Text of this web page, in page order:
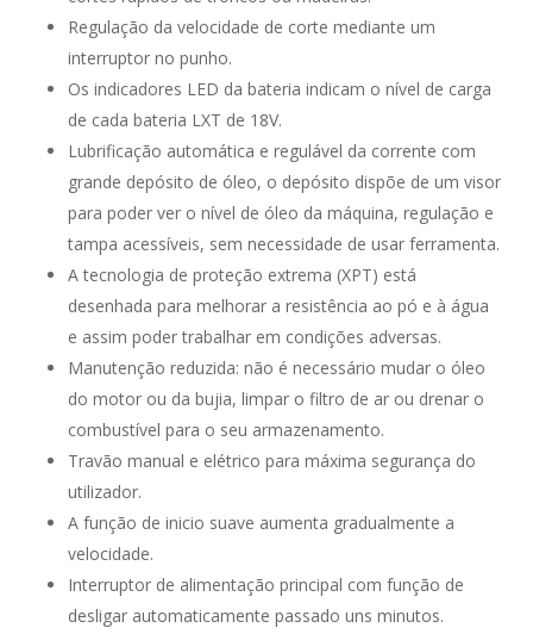
Regulação da velocidade de corte mediante um
interruptor no punho.
Os indicadores LED da bateria indicam o nível de carga
de cada bateria LXT de 18V.
Lubrificação automática e regulável da corrente com
grande depósito de óleo, o depósito dispõe de um visor
para poder ver o nível de óleo da máquina, regulação e
tampa acessíveis, sem necessidade de usar ferramenta.
A tecnologia de proteção extrema (XPT) está
desenhada para melhorar a resistência ao pó e à água
e assim poder trabalhar em condições adversas.
Manutenção reduzida: não é necessário mudar o óleo
do motor ou da bujia, limpar o filtro de ar ou drenar o
combustível para o seu armazenamento.
Travão manual e elétrico para máxima segurança do
utilizador.
A função de inicio suave aumenta gradualmente a
velocidade.
Interruptor de alimentação principal com função de
desligar automaticamente passado uns minutos.